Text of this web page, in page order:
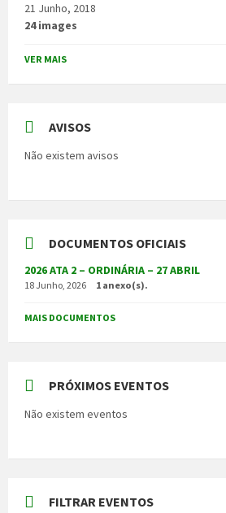
21 Junho, 2018
24 images
VER MAIS
AVISOS
Não existem avisos
DOCUMENTOS OFICIAIS
2026 ATA 2 – ORDINÁRIA – 27 ABRIL
18 Junho, 2026 1 anexo(s).
MAIS DOCUMENTOS
PRÓXIMOS EVENTOS
Não existem eventos
FILTRAR EVENTOS